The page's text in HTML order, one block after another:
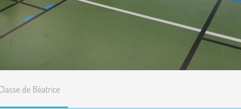
de Béatrice